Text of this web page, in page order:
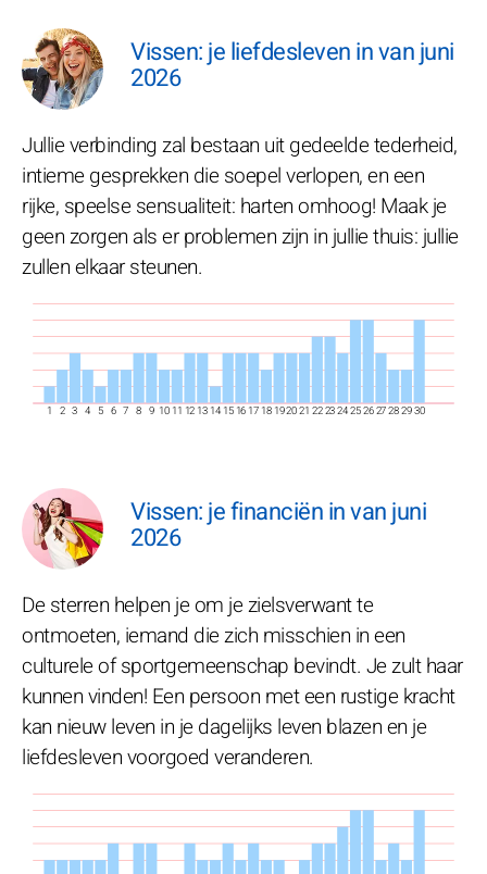
Vissen: je liefdesleven in van juni
2026
1 2 3 4 5 6 7 8 9 10 11 12 13 14 15 16 17 18 192021 222324252627282930
Jullie verbinding zal bestaan uit gedeelde tederheid,
intieme gesprekken die soepel verlopen, en een
rijke, speelse sensualiteit: harten omhoog! Maak je
geen zorgen als er problemen zijn in jullie thuis: jullie
zullen elkaar steunen.
Vissen: je financiën in van juni
2026
De sterren helpen je om je zielsverwant te
ontmoeten, iemand die zich misschien in een
culturele of sportgemeenschap bevindt. Je zult haar
kunnen vinden! Een persoon met een rustige kracht
kan nieuw leven in je dagelijks leven blazen en je
liefdesleven voorgoed veranderen.